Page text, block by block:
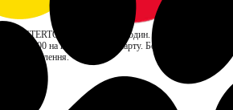
та можливість обміну на інший розмір
INTERTOP складає до 48 годин. Якщо замовлення
₴200 на вашу бонусну карту. Бонуси
замовлення.